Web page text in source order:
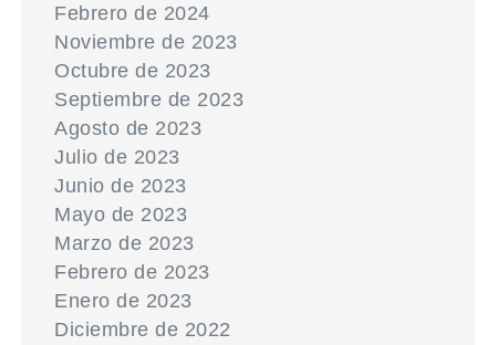
Febrero de 2024
Noviembre de 2023
Octubre de 2023
Septiembre de 2023
Agosto de 2023
Julio de 2023
Junio de 2023
Mayo de 2023
Marzo de 2023
Febrero de 2023
Enero de 2023
Diciembre de 2022